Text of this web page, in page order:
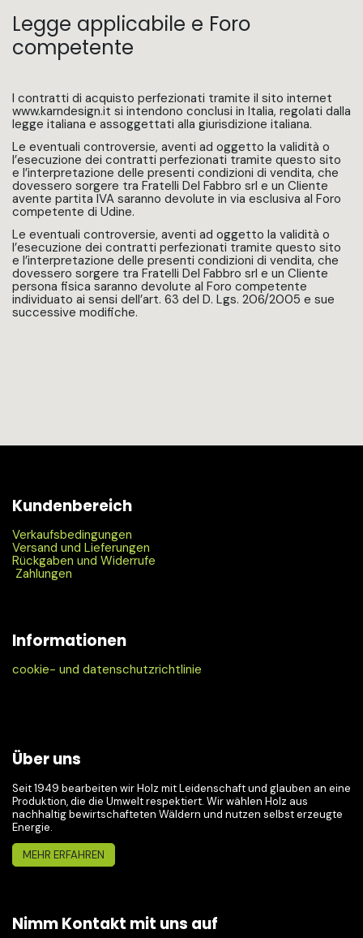
Legge applicabile e Foro
competente
I contratti di acquisto perfezionati tramite il sito internet
www.karndesign.it si intendono conclusi in Italia, regolati dalla
legge italiana e assoggettati alla giurisdizione italiana.
Le eventuali controversie, aventi ad oggetto la validità o
l’esecuzione dei contratti perfezionati tramite questo sito
e l’interpretazione delle presenti condizioni di vendita, che
dovessero sorgere tra Fratelli Del Fabbro srl e un Cliente
avente partita IVA saranno devolute in via esclusiva al Foro
competente di Udine.
Le eventuali controversie, aventi ad oggetto la validità o
l’esecuzione dei contratti perfezionati tramite questo sito
e l’interpretazione delle presenti condizioni di vendita, che
dovessero sorgere tra Fratelli Del Fabbro srl e un Cliente
persona fisica saranno devolute al Foro competente
individuato ai sensi dell’art. 63 del D. Lgs. 206/2005 e sue
successive modifiche.
Kundenbereich
Verkaufsbedingungen
Versand und Lieferungen
Rückgaben und Widerrufe
Zahlungen
Informationen
cookie- und datenschutzrichtlinie
Über uns
Seit 1949 bearbeiten wir Holz mit Leidenschaft und glauben an eine
Produktion, die die Umwelt respektiert. Wir wählen Holz aus
nachhaltig bewirtschafteten Wäldern und nutzen selbst erzeugte
Energie.
MEHR ERFAHREN
Nimm Kontakt mit uns auf